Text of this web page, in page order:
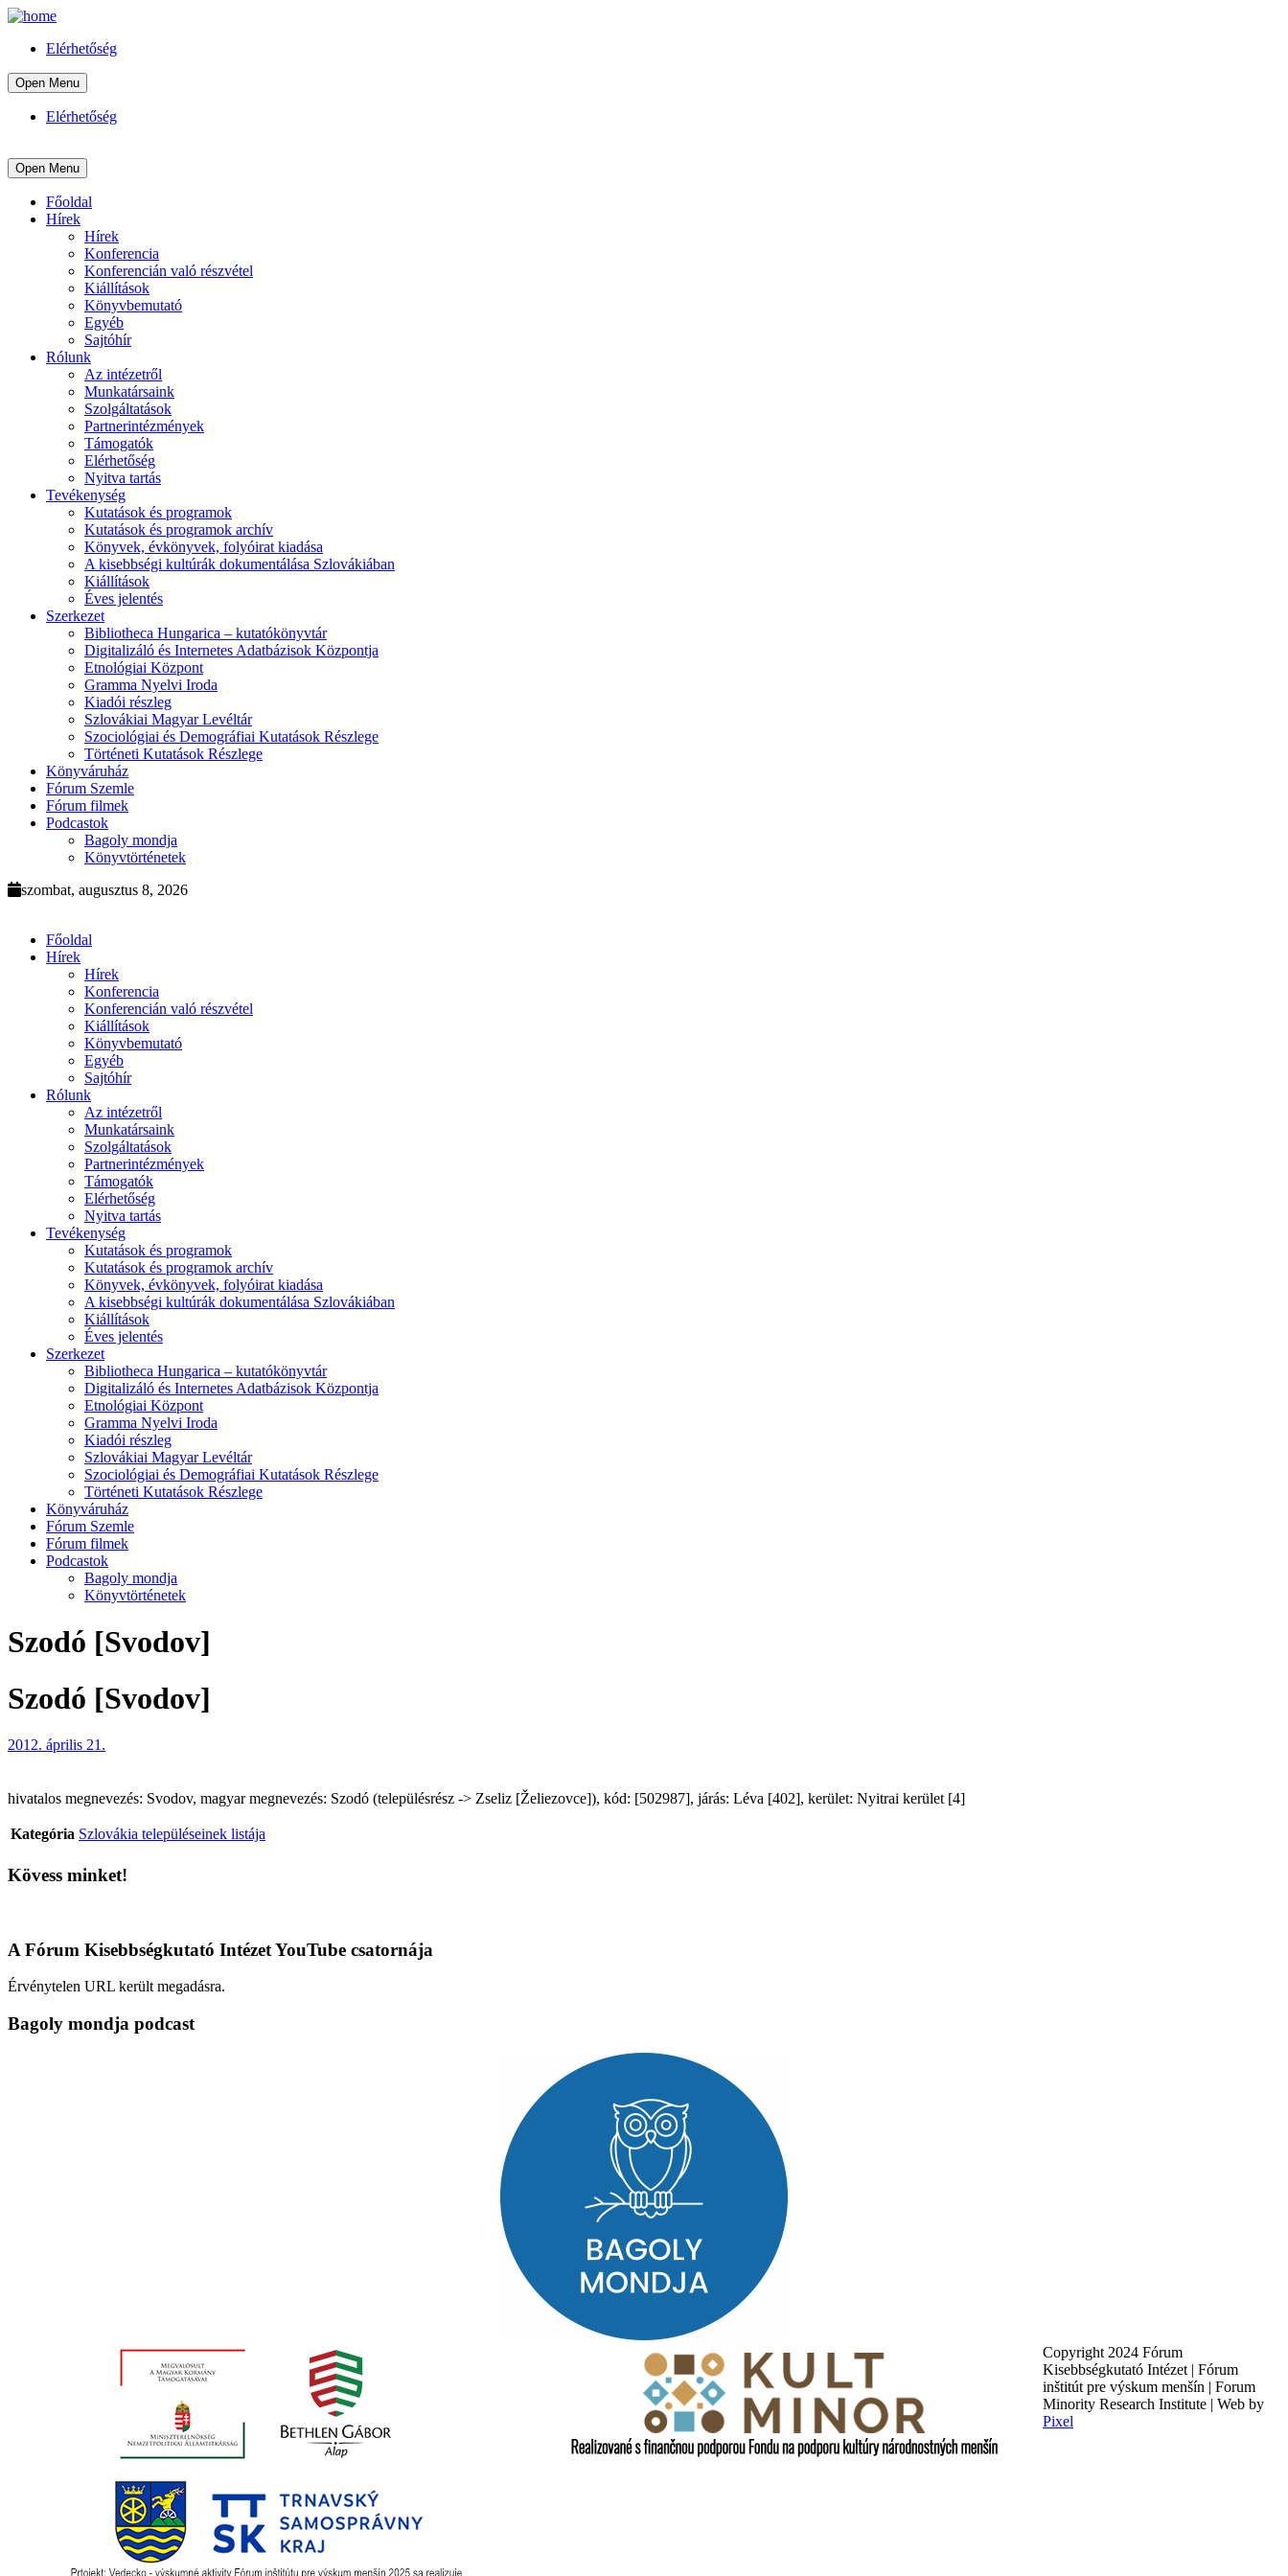
Elérhetőség
Open Menu
Elérhetőség
Open Menu
Főoldal
Hírek
Hírek
Konferencia
Konferencián való részvétel
Kiállítások
Könyvbemutató
Egyéb
Sajtóhír
Rólunk
Az intézetről
Munkatársaink
Szolgáltatások
Partnerintézmények
Támogatók
Elérhetőség
Nyitva tartás
Tevékenység
Kutatások és programok
Kutatások és programok archív
Könyvek, évkönyvek, folyóirat kiadása
A kisebbségi kultúrák dokumentálása Szlovákiában
Kiállítások
Éves jelentés
Szerkezet
Bibliotheca Hungarica – kutatókönyvtár
Digitalizáló és Internetes Adatbázisok Központja
Etnológiai Központ
Gramma Nyelvi Iroda
Kiadói részleg
Szlovákiai Magyar Levéltár
Szociológiai és Demográfiai Kutatások Részlege
Történeti Kutatások Részlege
Könyváruház
Fórum Szemle
Fórum filmek
Podcastok
Bagoly mondja
Könyvtörténetek
szombat, augusztus 8, 2026
Főoldal
Hírek
Hírek
Konferencia
Konferencián való részvétel
Kiállítások
Könyvbemutató
Egyéb
Sajtóhír
Rólunk
Az intézetről
Munkatársaink
Szolgáltatások
Partnerintézmények
Támogatók
Elérhetőség
Nyitva tartás
Tevékenység
Kutatások és programok
Kutatások és programok archív
Könyvek, évkönyvek, folyóirat kiadása
A kisebbségi kultúrák dokumentálása Szlovákiában
Kiállítások
Éves jelentés
Szerkezet
Bibliotheca Hungarica – kutatókönyvtár
Digitalizáló és Internetes Adatbázisok Központja
Etnológiai Központ
Gramma Nyelvi Iroda
Kiadói részleg
Szlovákiai Magyar Levéltár
Szociológiai és Demográfiai Kutatások Részlege
Történeti Kutatások Részlege
Könyváruház
Fórum Szemle
Fórum filmek
Podcastok
Bagoly mondja
Könyvtörténetek
Szodó [Svodov]
Szodó [Svodov]
2012. április 21.
hivatalos megnevezés: Svodov, magyar megnevezés: Szodó (településrész -> Zseliz [Želiezovce]), kód: [502987], járás: Léva [402], kerület: Nyitrai kerület [4]
Kategória Szlovákia településeinek listája
Kövess minket!
A Fórum Kisebbségkutató Intézet YouTube csatornája
Érvénytelen URL került megadásra.
Bagoly mondja podcast
Copyright 2024 Fórum
Kisebbségkutató Intézet | Fórum
inštitút pre výskum menšín | Forum
Minority Research Institute | Web by
Pixel